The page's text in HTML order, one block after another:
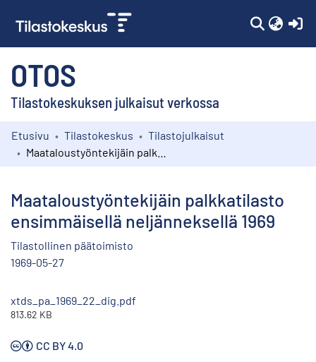
OTOS
Tilastokeskuksen julkaisut verkossa
Kokoelmat
Etusivu Tilastokeskus
Tilastojulkaisut
Maataloustyöntekijäin palkkatilasto
ensimmäisellä neljänneksellä 1969
Tilastollinen päätoimisto
1969-05-27
xtds_pa_1969_22_dig.pdf
813.62 KB
CC BY 4.0